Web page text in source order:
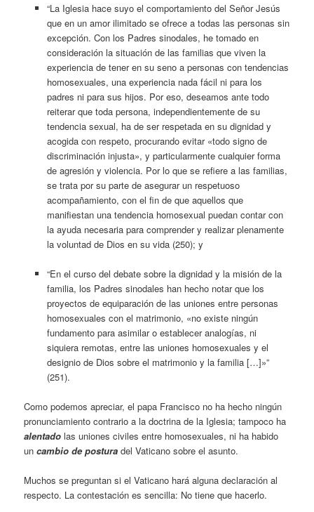
“La Iglesia hace suyo el comportamiento del Señor Jesús
que en un amor ilimitado se ofrece a todas las personas sin
excepción. Con los Padres sinodales, he tomado en
consideración la situación de las familias que viven la
experiencia de tener en su seno a personas con tendencias
homosexuales, una experiencia nada fácil ni para los
padres ni para sus hijos. Por eso, deseamos ante todo
reiterar que toda persona, independientemente de su
tendencia sexual, ha de ser respetada en su dignidad y
acogida con respeto, procurando evitar «todo signo de
discriminación injusta», y particularmente cualquier forma
de agresión y violencia. Por lo que se refiere a las familias,
se trata por su parte de asegurar un respetuoso
acompañamiento, con el fin de que aquellos que
manifiestan una tendencia homosexual puedan contar con
la ayuda necesaria para comprender y realizar plenamente
la voluntad de Dios en su vida (250); y
“En el curso del debate sobre la dignidad y la misión de la
familia, los Padres sinodales han hecho notar que los
proyectos de equiparación de las uniones entre personas
homosexuales con el matrimonio, «no existe ningún
fundamento para asimilar o establecer analogías, ni
siquiera remotas, entre las uniones homosexuales y el
designio de Dios sobre el matrimonio y la familia […]»”
(251).
Como podemos apreciar, el papa Francisco no ha hecho ningún
pronunciamiento contrario a la doctrina de la Iglesia; tampoco ha
alentado las uniones civiles entre homosexuales, ni ha habido
uncambio de postura del Vaticano sobre el asunto.
Muchos se preguntan si el Vaticano hará alguna declaración al
respecto. La contestación es sencilla: No tiene que hacerlo.